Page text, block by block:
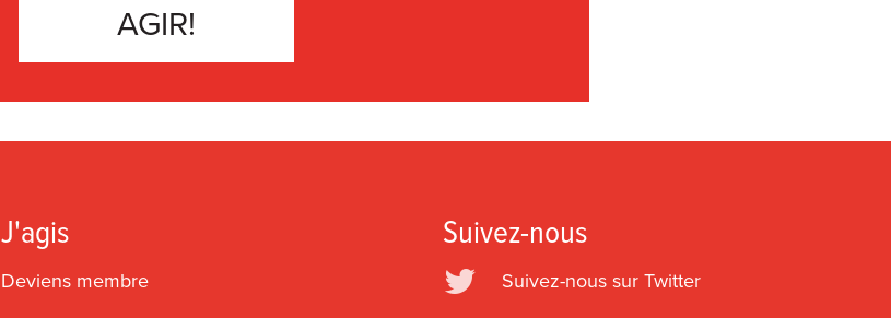
AGIR!
J'agis
Deviens membre
Suivez-nous
Suivez-nous sur Twitter